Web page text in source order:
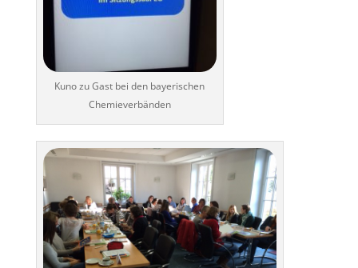
Kuno zu Gast bei den bayerischen
Chemieverbänden